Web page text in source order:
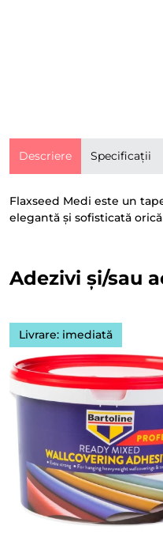
Descriere Specificații
Flaxseed Medi este un
elegantă și sofisticată
Adezivi și/sau
Livrare: imediată